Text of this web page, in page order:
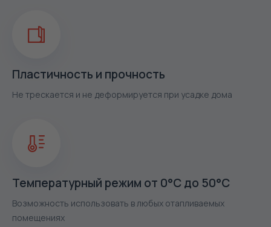
Пластичность и прочность
Не трескается и не деформируется при усадке дома
Температурный режим от 0°С до 50°С
Возможность использовать в любых отапливаемых
помещениях